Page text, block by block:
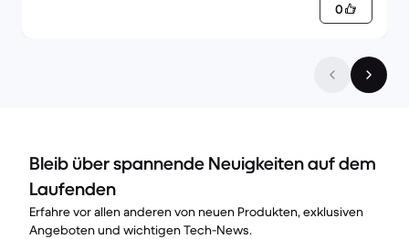
0
Bleib über spannende Neuigkeiten auf dem
Laufenden
Erfahre vor allen anderen von neuen Produkten, exklusiven
Angeboten und wichtigen Tech-News.